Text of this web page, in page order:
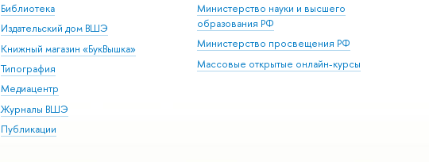
Библиотека
Издательский дом ВШЭ
Книжный магазин «БукВышка»
Типография
Медиацентр
Журналы ВШЭ
Публикации
Министерство науки и высшего
образования РФ
Министерство просвещения РФ
Массовые открытые онлайн-курсы